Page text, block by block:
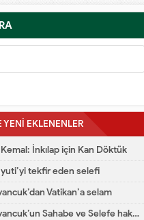
YENİ EKLENENLER
İnkılap için Kan Döktük
tekfir eden selefi
Vatikan’a selam
Halis Bayancuk’un Sahabe ve Selefe hakareti